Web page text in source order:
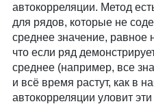
автокорреляции. Метод
для рядов, которые не
среднее значение, равное
что если ряд
среднее (например, все
и всё время растут, как в
автокорреляции уловит